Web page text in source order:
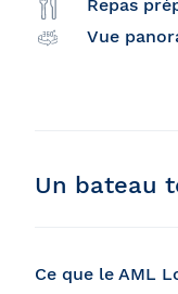
Repas
Vue
Un bateau
Ce que le AML